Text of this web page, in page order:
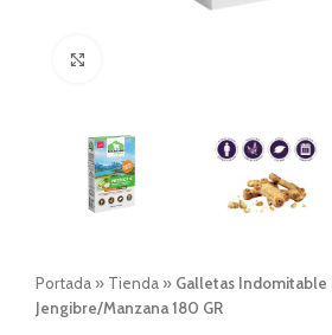
Portada » Tienda » Galletas Indomitable
Jengibre/Manzana 180 GR